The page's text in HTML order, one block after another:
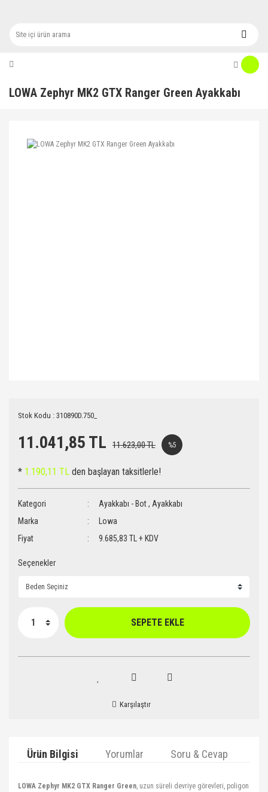
LOWA Zephyr MK2 GTX Ranger Green Ayakkabı
Stok Kodu : 310890D.750_
11.041,85 TL 11.623,00 TL %5
* 1.190,11 TL den başlayan taksitlerle!
Kategori Ayakkabı - Bot , Ayakkabı
Marka
Lowa
Fiyat
9.685,83 TL + KDV
Seçenekler
SEPETE EKLE
Karşılaştır
Ürün Bilgisi Yorumlar Soru & Cevap
LOWA Zephyr MK2 GTX Ranger Green, uzun süreli devriye görevleri, poligon